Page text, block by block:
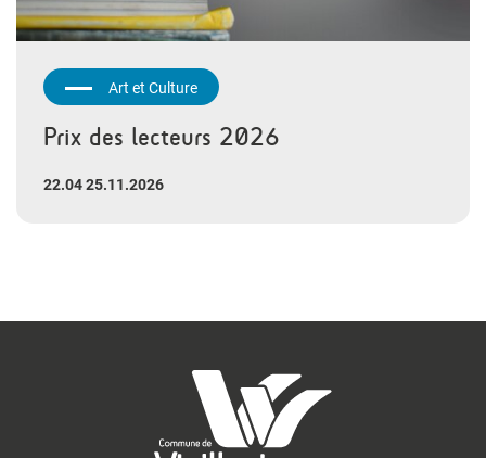
Art et Culture
Prix des lecteurs 2026
22.04 25.11.2026